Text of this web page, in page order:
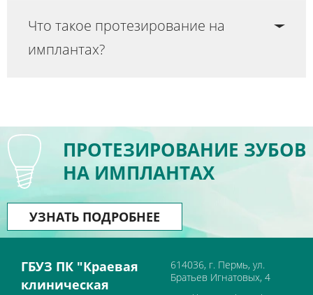
Что такое протезирование на
имплантах?
ПРОТЕЗИРОВАНИЕ ЗУБОВ
НА ИМПЛАНТАХ
УЗНАТЬ ПОДРОБНЕЕ
ГБУЗ ПК "Краевая
клиническая
614036, г. Пермь, ул.
Братьев Игнатовых, 4